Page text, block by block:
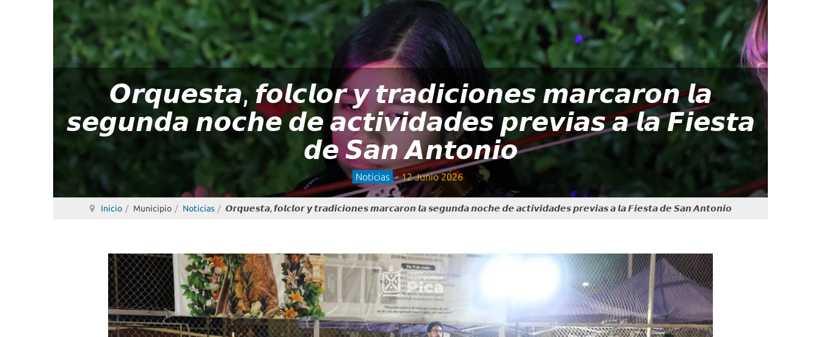
Inicio Municipio Noticias 𝙊𝙧𝙦𝙪𝙚𝙨𝙩𝙖, 𝙛𝙤𝙡𝙘𝙡𝙤𝙧 𝙮 𝙩𝙧𝙖𝙙𝙞𝙘𝙞𝙤𝙣𝙚𝙨 𝙢𝙖𝙧𝙘𝙖𝙧𝙤𝙣 𝙡𝙖 𝙨𝙚𝙜𝙪𝙣𝙙𝙖 𝙣𝙤𝙘𝙝𝙚 𝙙𝙚 𝙖𝙘𝙩𝙞𝙫𝙞𝙙𝙖𝙙𝙚𝙨 𝙥𝙧𝙚𝙫𝙞𝙖𝙨 𝙖 𝙡𝙖 𝙁𝙞𝙚𝙨𝙩𝙖 𝙙𝙚 𝙎𝙖𝙣 𝘼𝙣𝙩𝙤𝙣𝙞𝙤
𝙊𝙧𝙦𝙪𝙚𝙨𝙩𝙖, 𝙛𝙤𝙡𝙘𝙡𝙤𝙧 𝙮 𝙩𝙧𝙖𝙙𝙞𝙘𝙞𝙤𝙣𝙚𝙨 𝙢𝙖𝙧𝙘𝙖𝙧𝙤𝙣 𝙡𝙖
𝙨𝙚𝙜𝙪𝙣𝙙𝙖 𝙣𝙤𝙘𝙝𝙚 𝙙𝙚 𝙖𝙘𝙩𝙞𝙫𝙞𝙙𝙖𝙙𝙚𝙨 𝙥𝙧𝙚𝙫𝙞𝙖𝙨 𝙖 𝙡𝙖 𝙁𝙞𝙚𝙨𝙩𝙖
𝙙𝙚 𝙎𝙖𝙣 𝘼𝙣𝙩𝙤𝙣𝙞𝙤
Noticias 12 Junio 2026